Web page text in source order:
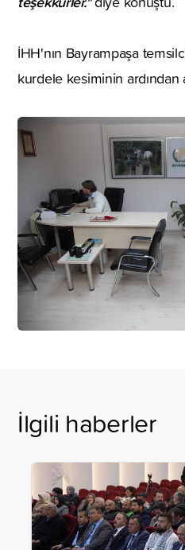
İHH'nın Bayrampaşa
kurdele kesiminin ardından
İlgili haberler